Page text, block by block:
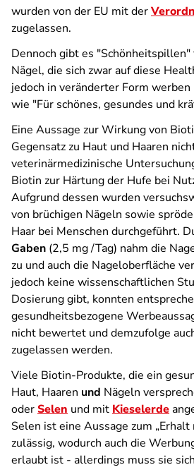
wurden von der EU mit der
zugelassen.
Dennoch gibt es
Nägel, die sich zwar auf diese
jedoch in veränderter Form
wie "Für schönes, gesundes und
Eine Aussage zur Wirkung von
Gegensatz zu Haut und Haaren
veterinärmedizinische
Biotin zur Härtung der Hufe bei
Aufgrund dessen wurden
von brüchigen Nägeln sowie
Haar bei Menschen durchgeführt.
Gaben (2,5 mg /Tag) nahm die
zu und auch die Nageloberfläche
jedoch keine wissenschaftlichen
Dosierung gibt, konnten
gesundheitsbezogene
nicht bewertet und demzufolge
zugelassen werden.
Viele Biotin-Produkte, die ein
Haut, Haaren und Nägeln
oderSelen und mit Kieselerde
Selen ist eine Aussage zum
zulässig, wodurch auch die
erlaubt ist - allerdings muss sie